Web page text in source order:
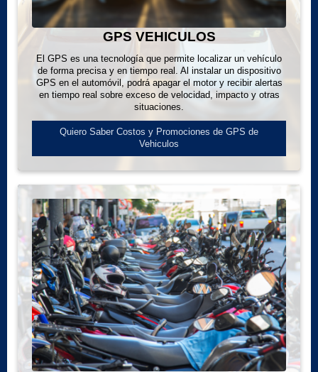
GPS VEHICULOS
El GPS es una tecnología que permite localizar un vehículo
de forma precisa y en tiempo real. Al instalar un dispositivo
GPS en el automóvil, podrá apagar el motor y recibir alertas
en tiempo real sobre exceso de velocidad, impacto y otras
situaciones.
Quiero Saber Costos y Promociones de GPS de
Vehiculos